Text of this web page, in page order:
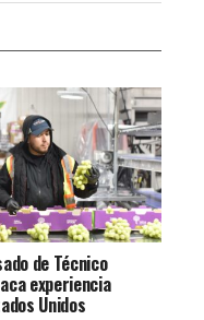
de Técnico
experiencia
Unidos